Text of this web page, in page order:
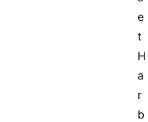
e
t
H
a
r
b